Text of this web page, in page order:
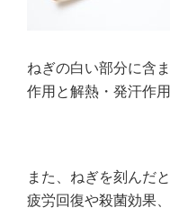
ねぎの白い部分に含
作用と解熱・発汗作
また、ねぎを刻んだ
疲労回復や殺菌効果